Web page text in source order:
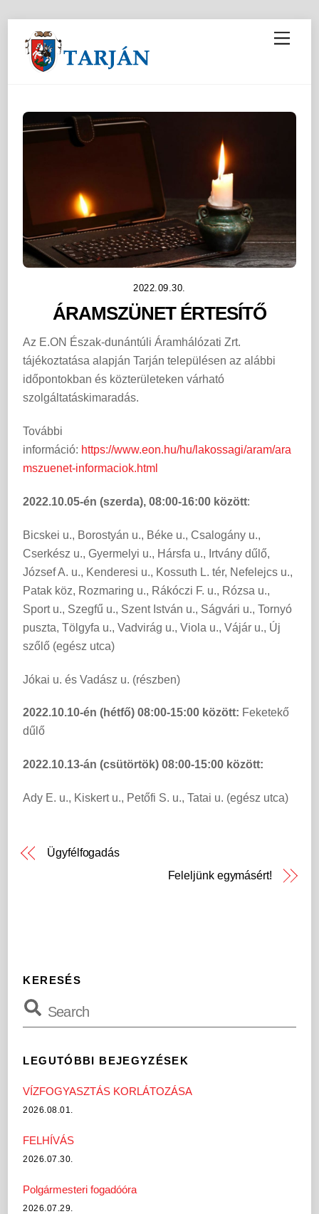
M
e
2022.09.30.
ÁRAMSZÜNET ÉRTESÍTŐ
Az E.ON Észak-dunántúli Áramhálózati Zrt.
tájékoztatása alapján Tarján településen az alábbi
időpontokban és közterületeken várható
szolgáltatáskimaradás.
További
információ: https://www.eon.hu/hu/lakossagi/aram/ara
mszuenet-informaciok.html
2022.10.05-én (szerda), 08:00-16:00 között:
Bicskei u., Borostyán u., Béke u., Csalogány u.,
Cserkész u., Gyermelyi u., Hársfa u., Irtvány dűlő,
József A. u., Kenderesi u., Kossuth L. tér, Nefelejcs u.,
Patak köz, Rozmaring u., Rákóczi F. u., Rózsa u.,
Sport u., Szegfű u., Szent István u., Ságvári u., Tornyó
puszta, Tölgyfa u., Vadvirág u., Viola u., Vájár u., Új
szőlő (egész utca)
Jókai u. és Vadász u. (részben)
2022.10.10-én (hétfő) 08:00-15:00 között: Feketekő
dűlő
2022.10.13-án (csütörtök) 08:00-15:00 között:
Ady E. u., Kiskert u., Petőfi S. u., Tatai u. (egész utca)
Ügyfélfogadás
Feleljünk egymásért!
KERESÉS
LEGUTÓBBI BEJEGYZÉSEK
VÍZFOGYASZTÁS KORLÁTOZÁSA
2026.08.01.
FELHÍVÁS
2026.07.30.
Polgármesteri fogadóóra
2026.07.29.